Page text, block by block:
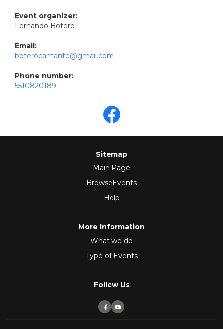
Event organizer:
Fernando Botero
Email:
boterocantante@gmail.com
Phone number:
5510820189
Sitemap
Main Page
BrowseEvents
Help
More Information
What we do
Type of Events
Follow Us